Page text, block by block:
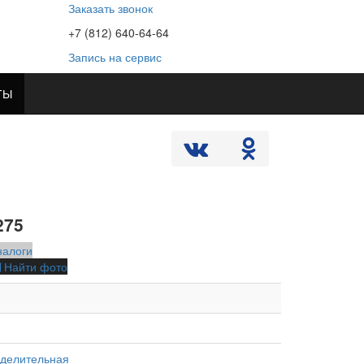
Заказать звонок
+7 (812) 640-64-64
Запись на сервис
Найти фото